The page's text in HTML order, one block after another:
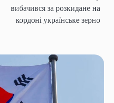
вибачився за розкидане на
кордоні українське зерно